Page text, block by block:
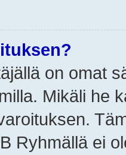
on omat
Mikäli he
Ryhmällä ei